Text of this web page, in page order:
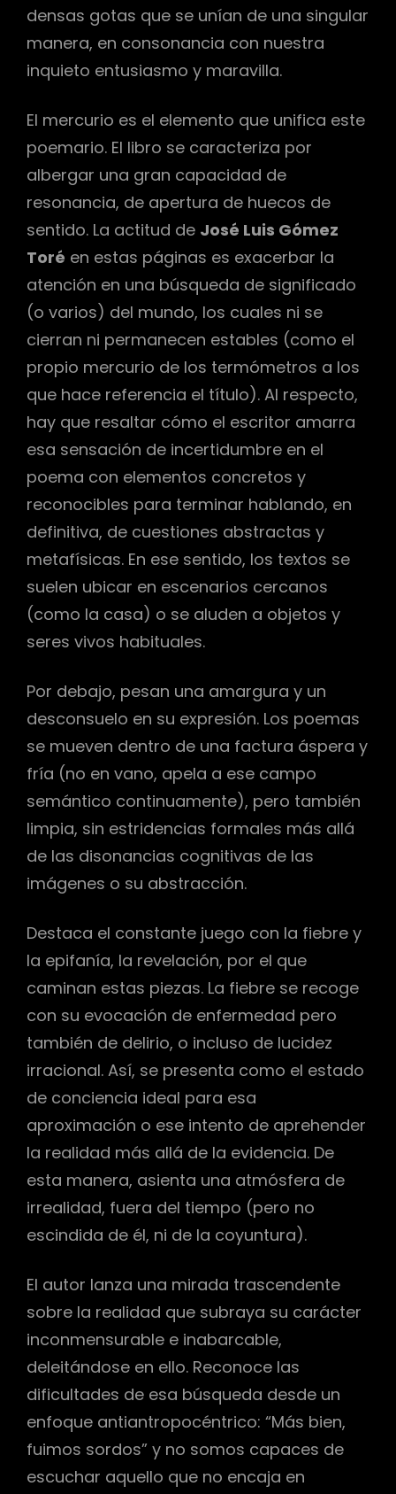
densas gotas que se unían de una singular
manera, en consonancia con nuestra
inquieto entusiasmo y maravilla.
El mercurio es el elemento que unifica este
poemario. El libro se caracteriza por
albergar una gran capacidad de
resonancia, de apertura de huecos de
sentido. La actitud de José Luis Gómez
Toré en estas páginas es exacerbar la
atención en una búsqueda de significado
(o varios) del mundo, los cuales ni se
cierran ni permanecen estables (como el
propio mercurio de los termómetros a los
que hace referencia el título). Al respecto,
hay que resaltar cómo el escritor amarra
esa sensación de incertidumbre en el
poema con elementos concretos y
reconocibles para terminar hablando, en
definitiva, de cuestiones abstractas y
metafísicas. En ese sentido, los textos se
suelen ubicar en escenarios cercanos
(como la casa) o se aluden a objetos y
seres vivos habituales.
Por debajo, pesan una amargura y un
desconsuelo en su expresión. Los poemas
se mueven dentro de una factura áspera y
fría (no en vano, apela a ese campo
semántico continuamente), pero también
limpia, sin estridencias formales más allá
de las disonancias cognitivas de las
imágenes o su abstracción.
Destaca el constante juego con la fiebre y
la epifanía, la revelación, por el que
caminan estas piezas. La fiebre se recoge
con su evocación de enfermedad pero
también de delirio, o incluso de lucidez
irracional. Así, se presenta como el estado
de conciencia ideal para esa
aproximación o ese intento de aprehender
la realidad más allá de la evidencia. De
esta manera, asienta una atmósfera de
irrealidad, fuera del tiempo (pero no
escindida de él, ni de la coyuntura).
El autor lanza una mirada trascendente
sobre la realidad que subraya su carácter
inconmensurable e inabarcable,
deleitándose en ello. Reconoce las
dificultades de esa búsqueda desde un
enfoque antiantropocéntrico: “Más bien,
fuimos sordos” y no somos capaces de
escuchar aquello que no encaja en